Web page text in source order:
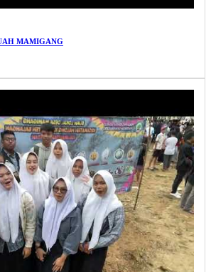
MAMIGANG